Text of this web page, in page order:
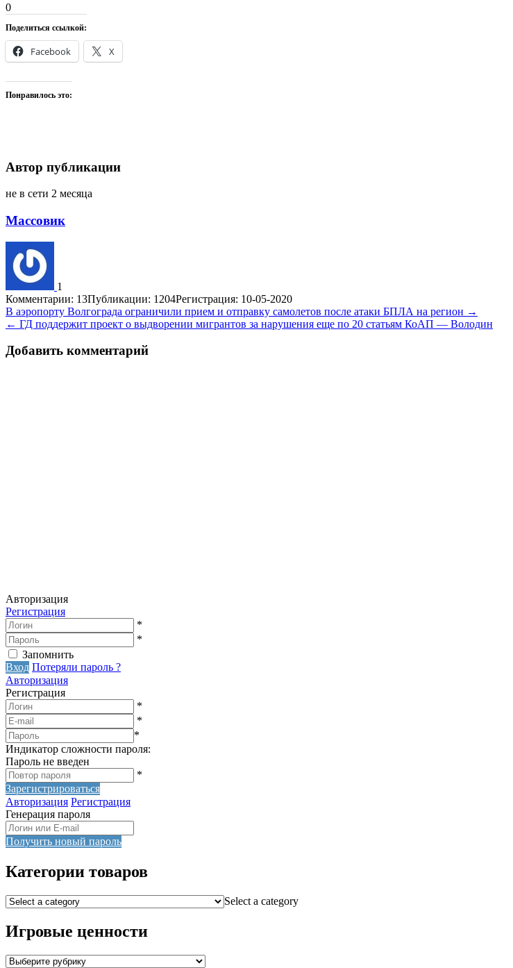
0
Поделиться ссылкой:
Facebook X
Понравилось это:
Автор публикации
не в сети 2 месяца
Массовик
1
Комментарии: 13Публикации: 1204Регистрация: 10-05-2020
Навигация
по
записям
В аэропорту Волгограда ограничили прием и отправку самолетов после атаки БПЛА на регион →
← ГД поддержит проект о выдворении мигрантов за нарушения еще по 20 статьям КоАП — Володин
Добавить комментарий
Авторизация
Регистрация
*
*
Запомнить
Вход Потеряли пароль ?
Авторизация
Регистрация
*
*
*
Индикатор сложности пароля:
Пароль не введен
*
Зарегистрироваться
Авторизация Регистрация
Генерация пароля
Получить новый пароль
Категории товаров
Select a category
Игровые ценности